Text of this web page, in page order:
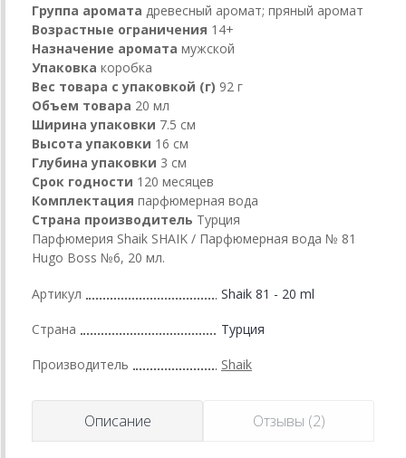
Группа аромата древесный аромат; пряный аромат
Возрастные ограничения 14+
Назначение аромата мужской
Упаковка коробка
Вес товара с упаковкой (г) 92 г
Объем товара 20 мл
Ширина упаковки 7.5 см
Высота упаковки 16 см
Глубина упаковки 3 см
Срок годности 120 месяцев
Комплектация парфюмерная вода
Страна производитель Турция
Парфюмерия Shaik SHAIK / Парфюмерная вода № 81
Hugo Boss №6, 20 мл.
Артикул Shaik 81 - 20 ml
Страна Турция
Производитель Shaik
Описание Отзывы (2)